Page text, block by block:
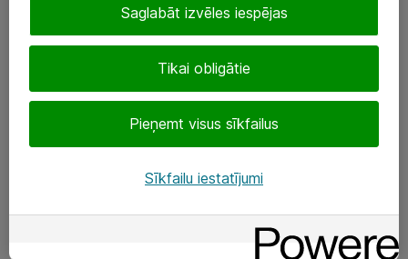
eShop@atea.lv
Sekojiet mums
Tikai obligātie
Pieņemt visus sīkfailus
Saglabāt izvēles iespējas
Sīkfailu iestatījumi